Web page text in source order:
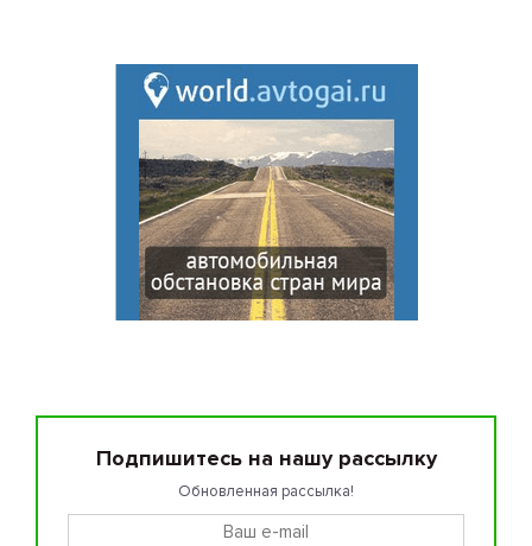
Подпишитесь на нашу рассылку
Обновленная рассылка!